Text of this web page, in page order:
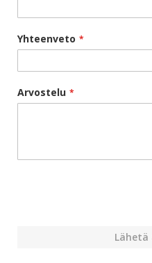
Yhteenveto
Arvostelu
Lähetä